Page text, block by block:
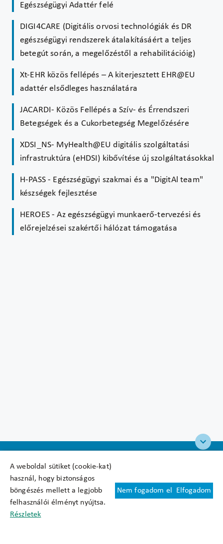
A weboldal sütiket (cookie-kat)
használ, hogy biztonságos
böngészés mellett a legjobb
felhasználói élményt nyújtsa.
Részletek
Nem fogadom el Elfogadom
Egészségügyi Adattér felé
DIGI4CARE (Digitális orvosi technológiák és DR
egészségügyi rendszerek átalakításáért a teljes
betegút során, a megelőzéstől a rehabilitációig)
Xt-EHR közös fellépés – A kiterjesztett EHR@EU
adattér elsődleges használatára
JACARDI- Közös Fellépés a Szív- és Érrendszeri
Betegségek és a Cukorbetegség Megelőzésére
XDSI_NS- MyHealth@EU digitális szolgáltatási
infrastruktúra (eHDSI) kibővítése új szolgáltatásokkal
H-PASS - Egészségügyi szakmai és a "DigitAl team"
készségek fejlesztése
HEROES - Az egészségügyi munkaerő-tervezési és
előrejelzései szakértői hálózat támogatása
Felhasználási feltételek